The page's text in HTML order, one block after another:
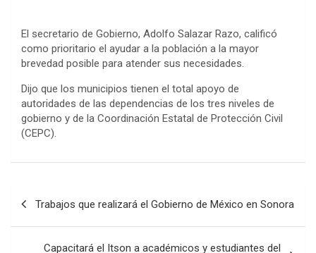
El secretario de Gobierno, Adolfo Salazar Razo, calificó
como prioritario el ayudar a la población a la mayor
brevedad posible para atender sus necesidades.
Dijo que los municipios tienen el total apoyo de
autoridades de las dependencias de los tres niveles de
gobierno y de la Coordinación Estatal de Protección Civil
(CEPC).
navigation
Trabajos que realizará el Gobierno de México en Sonora
Capacitará el Itson a académicos y estudiantes del